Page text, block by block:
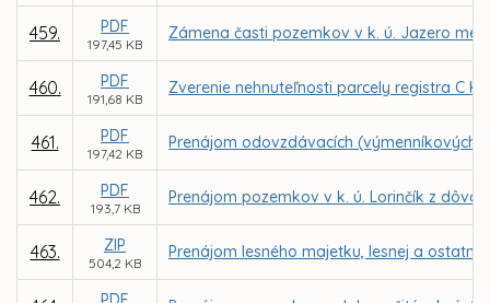
459. PDF
197,45 KB
Zámena časti pozemkov v k. ú. Jazero
460. PDF
191,68 KB
Zverenie nehnuteľnosti parcely registra C
461. PDF
197,42 KB
Prenájom odovzdávacích (výmenníkových)
462. PDF
193,7 KB
Prenájom pozemkov v k. ú. Lorinčík z
463. ZIP
504,2 KB
Prenájom lesného majetku, lesnej a